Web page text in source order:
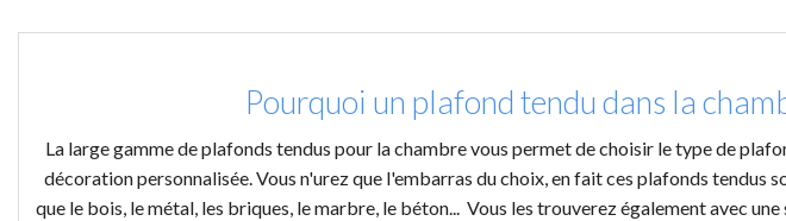
Pourquoi un plafond tendu dans la
La large gamme de plafonds tendus pour la chambre vous permet de choisir le type de
décoration personnalisée. Vous n'urez que l'embarras du choix, en fait ces plafonds tendus
que le bois, le métal, les briques, le marbre, le béton... Vous les trouverez également avec